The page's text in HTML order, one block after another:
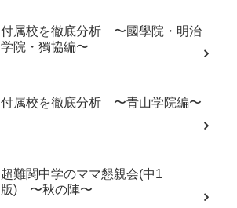
付属校を徹底分析 〜國學院・明治
学院・獨協編〜
付属校を徹底分析 〜青山学院編〜
超難関中学のママ懇親会(中1
版) 〜秋の陣〜